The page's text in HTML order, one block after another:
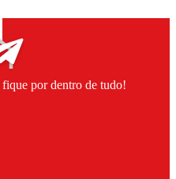
por dentro de tudo!